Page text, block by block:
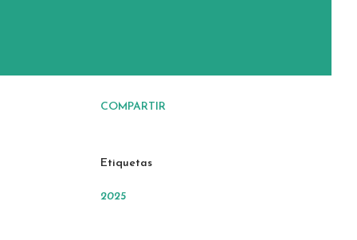
COMPARTIR
Etiquetas
2025